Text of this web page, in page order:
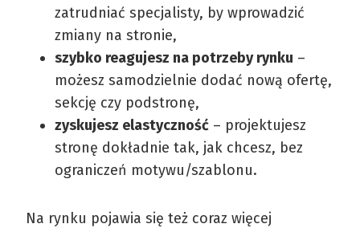
zatrudniać specjalisty, by wprowadzić
zmiany na stronie,
szybko reagujesz na potrzeby rynku –
możesz samodzielnie dodać nową ofertę,
sekcję czy podstronę,
zyskujesz elastyczność – projektujesz
stronę dokładnie tak, jak chcesz, bez
ograniczeń motywu/szablonu.
Na rynku pojawia się też coraz więcej